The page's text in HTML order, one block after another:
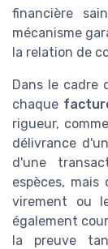
financière
mécanisme
la relation de
Dans le cadre
chaque
rigueur,
délivrance
d'une
espèces,
virement ou
également
la preuve